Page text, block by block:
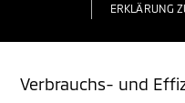
ERKLÄRUNG
Verbrauchs- und